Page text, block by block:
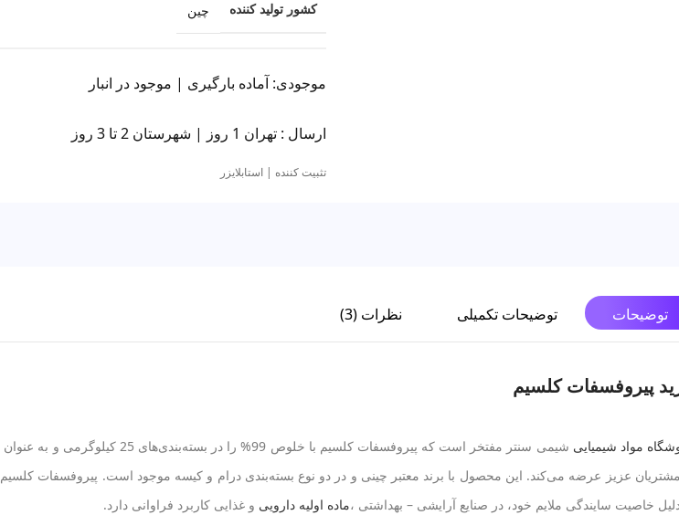
کشور تولید کننده چین
موجودی: آماده بارگیری | موجود در انبار
ارسال : تهران 1 روز | شهرستان 2 تا 3 روز
تثبیت کننده | استابلایزر
توضیحات توضیحات تکمیلی نظرات (3)
پیروفسفات کلسیم
مواد شیمیایی
شیمی سنتر مفتخر است که پیروفسفات کلسیم با خلوص 99% را در بسته‌بندی‌های 25 کیلوگرمی و به عنوان
عزیز عرضه می‌کند. این محصول با برند معتبر چینی و در دو نوع بسته‌بندی درام و کیسه موجود است. پیروفسفات کلسیم
خاصیت سایندگی ملایم خود، در صنایع آرایشی – بهداشتی ،ماده اولیه دارویی و غذایی کاربرد فراوانی دارد.